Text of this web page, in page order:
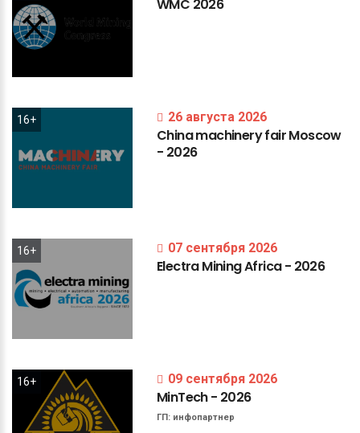
WMC 2026
16+ 26 августа 2026
ChinamachineryfairMoscow
- 2026
16+ 07 сентября 2026
ElectraMiningAfrica- 2026
16+ 09 сентября 2026
MinTech- 2026
ГП: инфопартнер